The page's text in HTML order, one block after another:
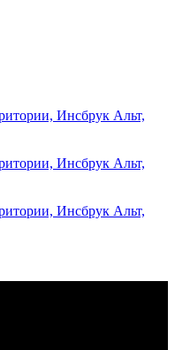
Инсбрук Альт,
Инсбрук Альт,
Инсбрук Альт,